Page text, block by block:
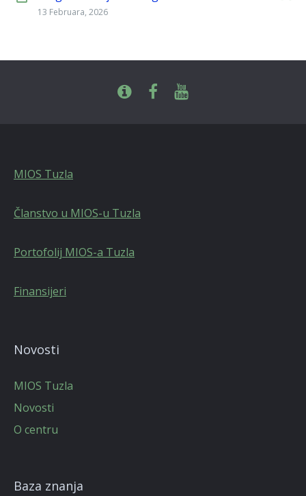
13 Februara, 2026
MIOS Tuzla
Članstvo u MIOS-u Tuzla
Portofolij MIOS-a Tuzla
Finansijeri
Novosti
MIOS Tuzla
Novosti
O centru
Baza znanja